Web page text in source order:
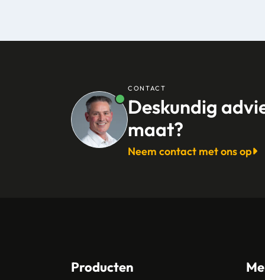
CONTACT
Deskundig
maat?
Neem contact met ons op
Producten